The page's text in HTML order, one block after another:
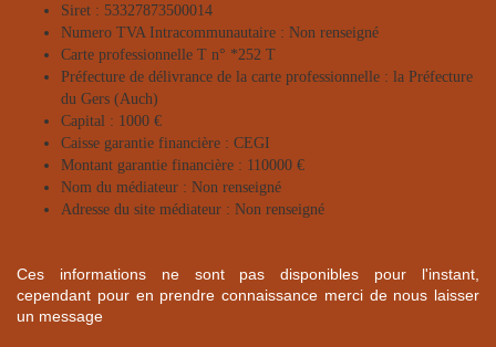
Siret : 53327873500014
Numero TVA Intracommunautaire : Non renseigné
Carte professionnelle T n° *252 T
Préfecture de délivrance de la carte professionnelle : la Préfecture
du Gers (Auch)
Capital : 1000 €
Caisse garantie financière : CEGI
Montant garantie financière : 110000 €
Nom du médiateur : Non renseigné
Adresse du site médiateur : Non renseigné
Ces informations ne sont pas disponibles pour l'instant,
cependant pour en prendre connaissance merci de nous laisser
un message